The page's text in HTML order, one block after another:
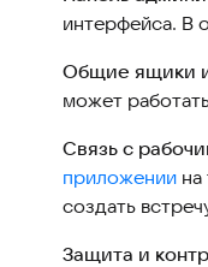
интерфейса. В
Общие ящики
может
Связь с
приложении
создать
Защита и